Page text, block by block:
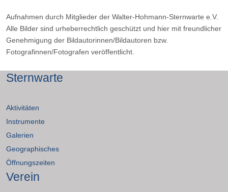
Aufnahmen durch Mitglieder der Walter-Hohmann-Sternwarte e.V.
Alle Bilder sind urheberrechtlich geschützt und hier mit freundlicher
Genehmigung der Bildautorinnen/Bildautoren bzw.
Fotografinnen/Fotografen veröffentlicht.
Sternwarte
Aktivitäten
Instrumente
Galerien
Geographisches
Öffnungszeiten
Verein